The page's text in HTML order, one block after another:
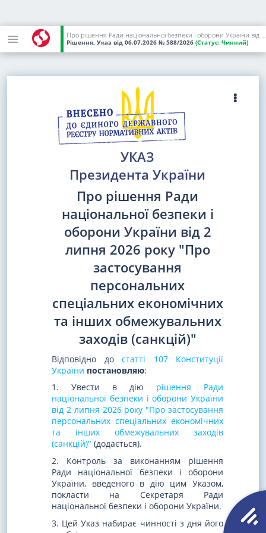
Про рішення Ради національної безпеки і оборони України від 2 липня 2026 року "Про застосування персональних спеціальних економічних та інших обмежувальних заходів (санкцій)"
Рішення, Указ від 06.07.2026 № 588/2026 (Статус: Чинний)
УКАЗ
Президента України
Про рішення Ради
національної безпеки і
оборони України від 2
липня 2026 року "Про
застосування
персональних
спеціальних економічних
та інших обмежувальних
заходів (санкцій)"
Відповідно до статті 107 Конституції
України постановляю:
1. Увести в дію рішення Ради
національної безпеки і оборони України
від 2 липня 2026 року "Про застосування
персональних спеціальних економічних
та інших обмежувальних заходів
(санкцій)" (додається).
2. Контроль за виконанням рішення
Ради національної безпеки і оборони
України, введеного в дію цим Указом,
покласти на Секретаря Ради
національної безпеки і оборони України.
3. Цей Указ набирає чинності з дня його